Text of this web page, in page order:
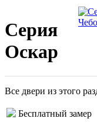
Серия
Оскар
Все двери из этого
Бесплатный замер